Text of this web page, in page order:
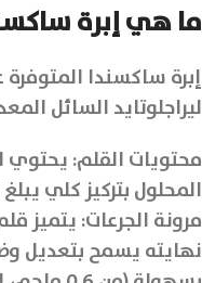
ما هي إبرة
إبرة ساكسندا
ليراجلوتايد السائل
المحلول بتركيز كلي يبلغ 18 ملجم من المادة الفعالة.
مرونة الجرعات: يتميز
نهايته يسمح بتعديل